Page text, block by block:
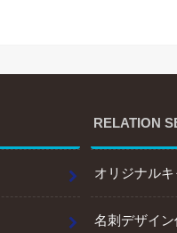
RELATION
オリジナル
名刺デザイン